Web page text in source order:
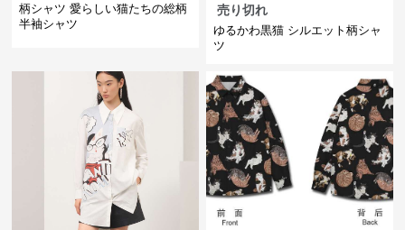
柄シャツ 愛らしい猫たちの総柄
半袖シャツ
売り切れ
ゆるかわ黒猫 シルエット柄シャ
ツ